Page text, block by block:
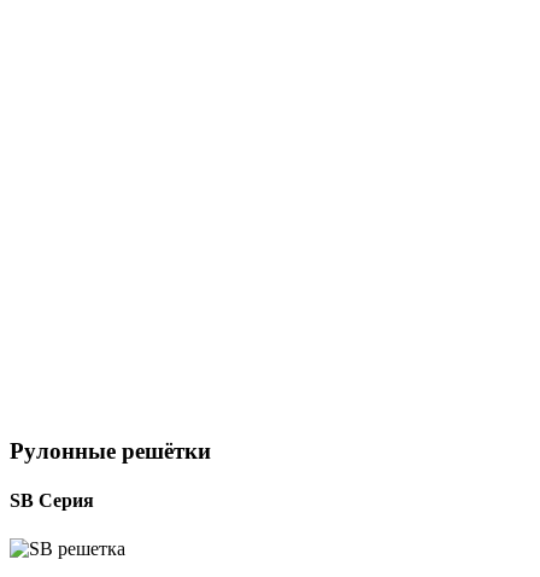
Рулонные решётки
SB Серия